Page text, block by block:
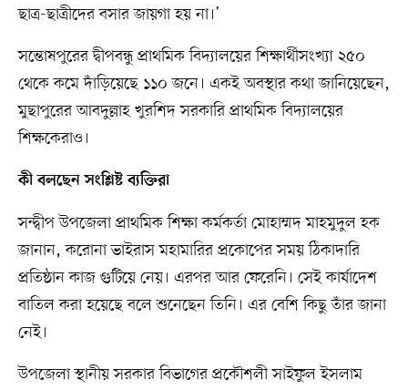
ছাত্র-ছাত্রীদের বসার জায়গা হয় না।’
সন্তোষপুরের দ্বীপবন্ধু প্রাথমিক বিদ্যালয়ের শিক্ষার্থীসংখ্যা ২৫০
থেকে কমে দাঁড়িয়েছে ১১০ জনে। একই অবস্থার কথা জানিয়েছেন,
মুছাপুরের আবদুল্লাহ খুরশিদ সরকারি প্রাথমিক বিদ্যালয়ের
শিক্ষকেরাও।
কী বলছেন সংশ্লিষ্ট ব্যক্তিরা
সন্দ্বীপ উপজেলা প্রাথমিক শিক্ষা কর্মকর্তা মোহাম্মদ মাহমুদুল হক
জানান, করোনা ভাইরাস মহামারির প্রকোপের সময় ঠিকাদারি
প্রতিষ্ঠান কাজ গুটিয়ে নেয়। এরপর আর ফেরেনি। সেই কার্যাদেশ
বাতিল করা হয়েছে বলে শুনেছেন তিনি। এর বেশি কিছু তাঁর জানা
নেই।
উপজেলা স্থানীয় সরকার বিভাগের প্রকৌশলী সাইফুল ইসলাম